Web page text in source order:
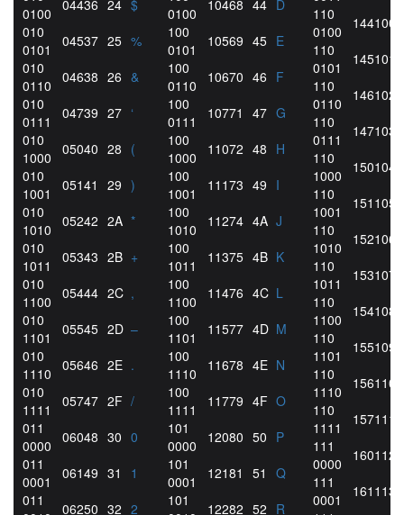
0100
04436 24 $
010
0101
04537 25 %
010
0110
04638 26 &
010
0111
04739 27 ‘
010
1000
05040 28 (
010
1001
05141 29 )
010
1010
05242 2A *
010
1011
05343 2B +
010
1100
05444 2C ,
010
1101
05545 2D –
010
1110
05646 2E .
010
1111
05747 2F /
011
0000
06048 30 0
011
0001
06149 31
1
011
06250 32 2
0100
10468 44 D
100
0101
10569 45 E
100
0110
10670 46 F
100
0111
10771 47 G
100
1000
11072 48 H
100
1001
11173 49 I
100
1010
11274 4A J
100
1011
11375 4B K
100
1100
11476 4C L
100
1101
11577 4D M
100
1110
11678 4E N
100
1111
11779 4F O
101
0000
12080 50 P
101
0001
12181 51
Q
101
12282 52 R
110
0100
144100
110
0101
145101
110
0110
146102
110
0111
147103
110
1000
150104
110
1001
151 105
110
1010
152106
110
1011
153107
110
1100
154108
110
1101
155109
110
1110
156110
110
1111
157111
111
0000
160112
111
0001
161 113